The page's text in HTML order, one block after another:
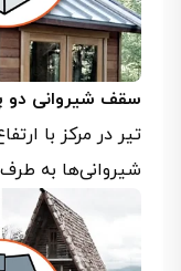
سقف شیروانی دو
تیر در مرکز با
شیروانی‌ها به